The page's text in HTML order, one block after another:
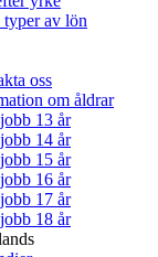
av lön
oss
om åldrar
13 år
14 år
15 år
16 år
17 år
18 år